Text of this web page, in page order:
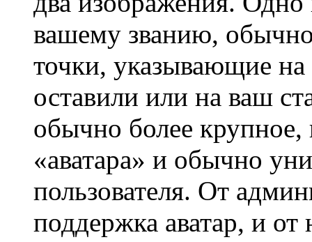
вашему званию, обычно
точки, указывающие
оставили или на ваш
обычно более крупное,
«аватара» и обычно
пользователя. От
поддержка аватар, и от